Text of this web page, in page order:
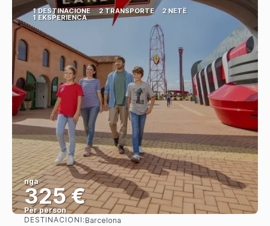
1 DESTINACIONE 2 TRANSPORTE 2 NETË
1 EKSPERIENCA
nga
325 €
Për person
DESTINACIONI: Barcelona